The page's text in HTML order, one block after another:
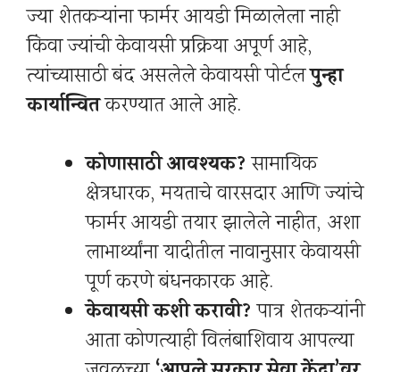
ज्या शेतकऱ्यांना फार्मर आयडी मिळालेला नाही
किंवा ज्यांची केवायसी प्रक्रिया अपूर्ण आहे,
त्यांच्यासाठी बंद असलेले केवायसी पोर्टलपुन्हा
कार्यान्वितकरण्यात आले आहे.
कोणासाठी आवश्यक?सामायिक
क्षेत्रधारक, मयताचे वारसदार आणि ज्यांचे
फार्मर आयडी तयार झालेले नाहीत, अशा
लाभार्थ्यांना यादीतील नावानुसार केवायसी
पूर्ण करणे बंधनकारक आहे.
केवायसी कशी करावी? पात्र शेतकऱ्यांनी
आता कोणत्याही विलंबाशिवाय आपल्या